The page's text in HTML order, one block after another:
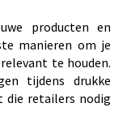
producten en
manieren om je
te houden.
tijdens drukke
retailers nodig